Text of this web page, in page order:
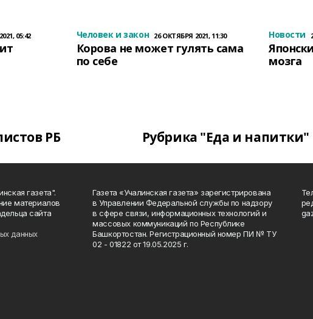
05:42 Человек и закон 26 ОКТЯБРЯ 2021, 11:30
Корова не может гулять сама
по себе
Новости
мозга
РБ Рубрика "Еда и напитки"
газета".
материалов
сайта
данных
Газета «Учалинская газета» зарегистрирована
в Управлении Федеральной службы по надзору
в сфере связи, информационных технологий и
массовых коммуникаций по Республике
Башкортостан. Регистрационный номер ПИ № ТУ
02 - 01822 от 19.05.2025 г.